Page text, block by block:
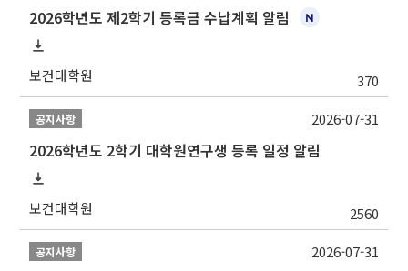
2026학년도 제2학기 등록금 수납계획 알림
보건대학원 370
공지사항
2026학년도 2학기 대학원연구생 등록 일정 알림
보건대학원 2560
2026-07-31
공지사항 2026-07-31